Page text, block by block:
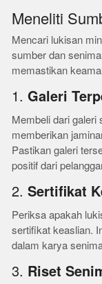
Meneliti
Mencari lukisan
sumber dan
memastikan
1.Galeri
Membeli dari galeri
memberikan
Pastikan galeri
positif dari
2.Sertifikat
Periksa apakah
sertifikat keaslian.
dalam karya
3. Riset